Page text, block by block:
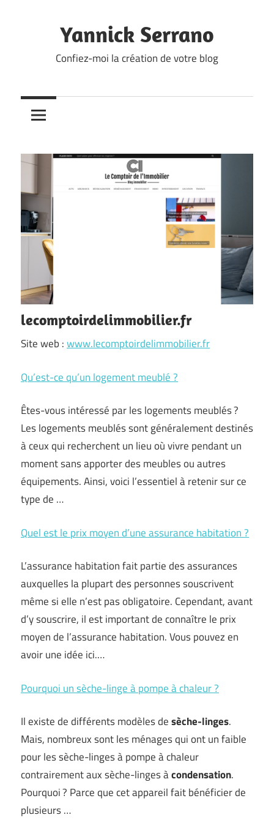
Yannick Serrano
Confiez-moi la création de votre blog
lecomptoirdelimmobilier.fr
Site web :www.lecomptoirdelimmobilier.fr
Qu’est-ce qu’un logement meublé ?
Êtes-vous intéressé par les logements meublés ?
Les logements meublés sont généralement destinés
à ceux qui recherchent un lieu où vivre pendant un
moment sans apporter des meubles ou autres
équipements. Ainsi, voici l’essentiel à retenir sur ce
type de …
Quel est le prix moyen d’une assurance habitation ?
L’assurance habitation fait partie des assurances
auxquelles la plupart des personnes souscrivent
même si elle n’est pas obligatoire. Cependant, avant
d’y souscrire, il est important de connaître le prix
moyen de l’assurance habitation. Vous pouvez en
avoir une idée ici.…
Pourquoi un sèche-linge à pompe à chaleur ?
Il existe de différents modèles desèche-linges.
Mais, nombreux sont les ménages qui ont un faible
pour les sèche-linges à pompe à chaleur
contrairement aux sèche-linges àcondensation.
Pourquoi ? Parce que cet appareil fait bénéficier de
plusieurs …